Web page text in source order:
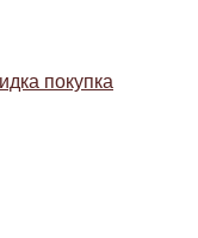
покупка